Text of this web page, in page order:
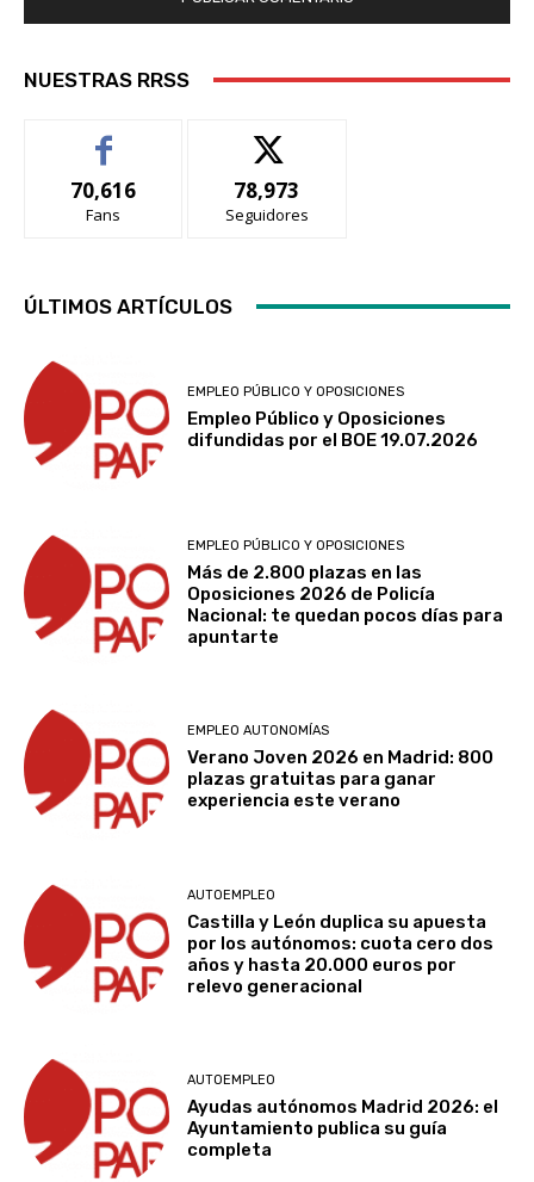
NUESTRAS RRSS
70,616
Fans
78,973
Seguidores
ÚLTIMOS ARTÍCULOS
EMPLEO PÚBLICO Y OPOSICIONES
Empleo Público y Oposiciones
difundidas por el BOE 19.07.2026
EMPLEO PÚBLICO Y OPOSICIONES
Más de 2.800 plazas en las
Oposiciones 2026 de Policía
Nacional: te quedan pocos días para
apuntarte
EMPLEO AUTONOMÍAS
Verano Joven 2026 en Madrid: 800
plazas gratuitas para ganar
experiencia este verano
AUTOEMPLEO
Castilla y León duplica su apuesta
por los autónomos: cuota cero dos
años y hasta 20.000 euros por
relevo generacional
AUTOEMPLEO
Ayudas autónomos Madrid 2026: el
Ayuntamiento publica su guía
completa